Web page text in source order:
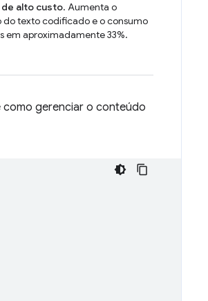
alto custo. Aumenta o
do texto codificado e o consumo
em aproximadamente 33%.
como gerenciar o conteúdo